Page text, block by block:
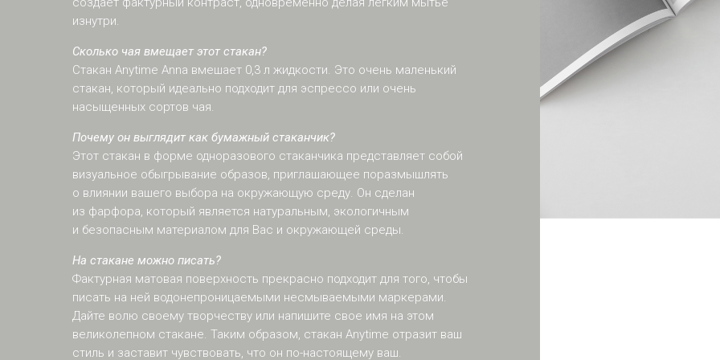
изнутри.
Сколько чая вмещает этот стакан?
Стакан Anytime Anna вмешает 0,3 л жидкости. Это очень маленький
стакан, который идеально подходит для эспрессо или очень
насыщенных сортов чая.
Почему он выглядит как бумажный стаканчик?
Этот стакан в форме одноразового стаканчика представляет собой
визуальное обыгрывание образов, приглашающее поразмышлять
о влиянии вашего выбора на окружающую среду. Он сделан
из фарфора, который является натуральным, экологичным
и безопасным материалом для Вас и окружающей среды.
На стакане можно писать?
Фактурная матовая поверхность прекрасно подходит для того, чтобы
писать на ней водонепроницаемыми несмываемыми маркерами.
Дайте волю своему творчеству или напишите свое имя на этом
великолепном стакане. Таким образом, стакан Anytime отразит ваш
стиль и заставит чувствовать, что он по-настоящему ваш.